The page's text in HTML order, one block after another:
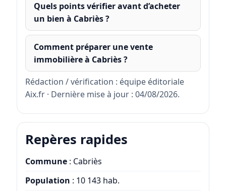
Quels points vérifier avant d’acheter
un bien à Cabriès ?
Comment préparer une vente
immobilière à Cabriès ?
Rédaction / vérification : équipe éditoriale
Aix.fr · Dernière mise à jour : 04/08/2026.
Repères rapides
Commune: Cabriès
Population : 10 143 hab.